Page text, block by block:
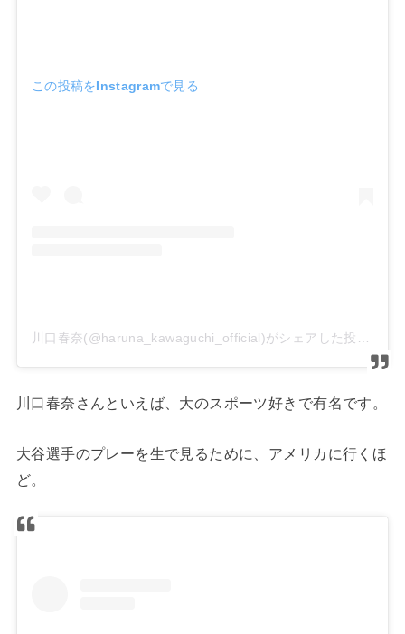
この投稿をInstagramで見る
川口春奈さんといえば、大のスポーツ好きで有名です。
大谷選手のプレーを生で見るために、アメリカに行くほ
ど。